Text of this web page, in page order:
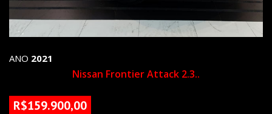
ANO 2021
Nissan Frontier Attack 2.3..
R$159.900,00